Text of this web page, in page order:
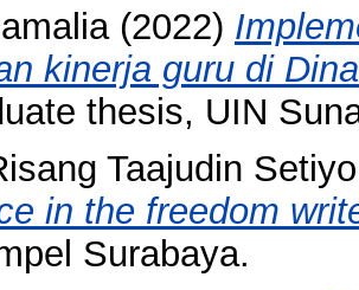
(2022)
kinerja guru di
thesis, UIN
Taajudin Setiyo
in the freedom
Surabaya.